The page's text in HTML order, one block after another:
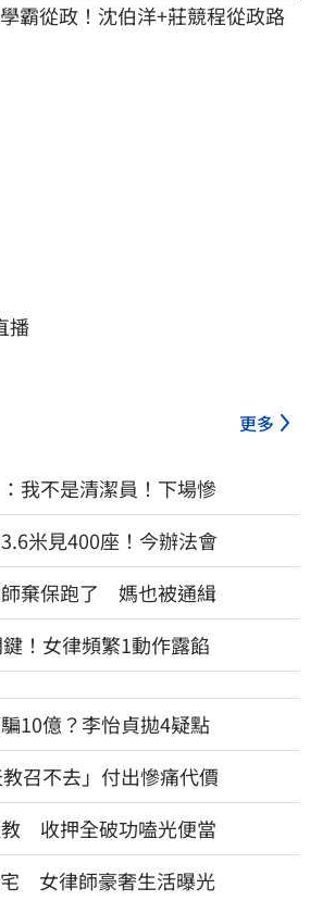
學霸從政！沈伯洋+莊競程從政路
播
更多
我不是清潔員！下場慘
米見400座！今辦法會
棄保跑了 媽也被通緝
！女律頻繁1動作露餡
10億？李怡貞拋4疑點
召不去」付出慘痛代價
收押全破功嗑光便當
女律師豪奢生活曝光